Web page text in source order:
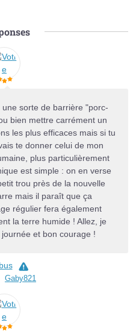
sorte de barrière "porc-
bien mettre carrément un
les plus efficaces mais si tu
te donner celui de mon
plus particulièrement
est simple : on en verse
trou près de la nouvelle
mais il paraît que ça
régulier fera également
la terre humide ! Allez, je
et bon courage !
Gaby821